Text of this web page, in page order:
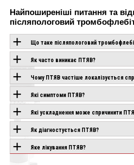
Найпоширеніші питання та
післяпологовий
Що таке післяпологовий
Як часто виникає ПТЯВ?
Чому ПТЯВ частіше локалізується
Які симптоми ПТЯВ?
Які ускладнення може спричинити
Як діагностується ПТЯВ?
Яке лікування ПТЯВ?